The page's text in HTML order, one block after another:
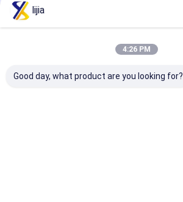
식품 등급 증점제
식품 학년 전분 분말
lijia
4:26 PM
Good day, what product are you looking for?